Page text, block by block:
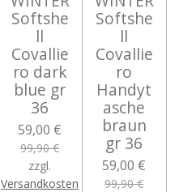
Softshe
ll
Covallie
ro dark
blue gr
36
59,00 €
99,90 €
zzgl.
Versandkosten
Softshe
ll
Covallie
ro
Handyt
asche
braun
gr 36
59,00 €
99,90 €